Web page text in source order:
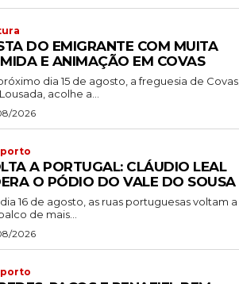
DO EMIGRANTE COM MUITA
E ANIMAÇÃO EM COVAS
dia 15 de agosto, a freguesia de Covas,
acolhe a...
2026
A PORTUGAL: CLÁUDIO LEAL
O PÓDIO DO VALE DO SOUSA
16 de agosto, as ruas portuguesas voltam a
de mais...
2026